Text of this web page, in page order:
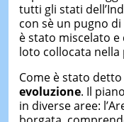
tutti gli stati
con sè un pugno di
è stato miscelato
loto collocata nella
Come è stato
evoluzione. Il
in diverse aree: